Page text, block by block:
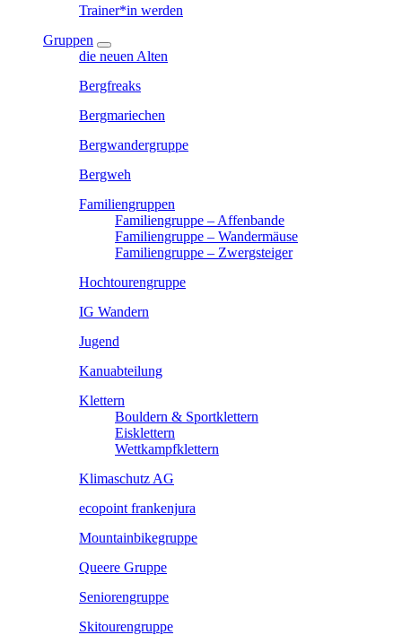
Trainer*in werden
Gruppen
die neuen Alten
Bergfreaks
Bergmariechen
Bergwandergruppe
Bergweh
Familiengruppen
Familiengruppe – Affenbande
Familiengruppe – Wandermäuse
Familiengruppe – Zwergsteiger
Hochtourengruppe
IG Wandern
Jugend
Kanuabteilung
Klettern
Bouldern & Sportklettern
Eisklettern
Wettkampfklettern
Klimaschutz AG
ecopoint frankenjura
Mountainbikegruppe
Queere Gruppe
Seniorengruppe
Skitourengruppe